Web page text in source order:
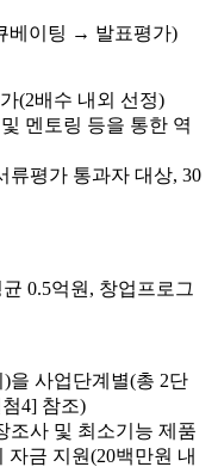
베이팅 → 발표평가)
(2배수 내외 선정)
멘토링 등을 통한 역
류평가 통과자 대상, 30
0.5억원, 창업프로그
을 사업단계별(총 2단
4] 참조)
조사 및 최소기능 제품
금 지원(20백만원 내